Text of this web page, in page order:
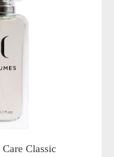
Classic